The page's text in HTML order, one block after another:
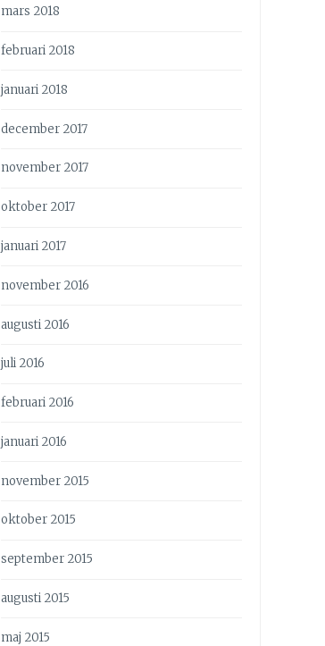
mars 2018
februari 2018
januari 2018
december 2017
november 2017
oktober 2017
januari 2017
november 2016
augusti 2016
juli 2016
februari 2016
januari 2016
november 2015
oktober 2015
september 2015
augusti 2015
maj 2015